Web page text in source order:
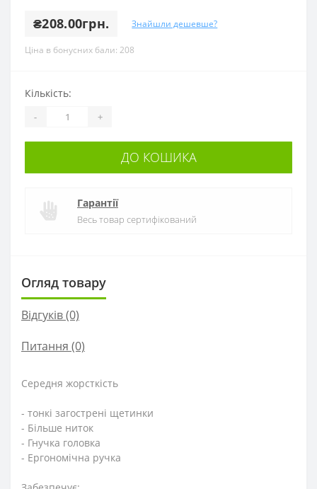
₴208.00грн. Знайшли дешевше?
Ціна в бонусних бали: 208
Кількість:
- +
ДО КОШИКА
Гарантії
Весь товар сертифікований
Огляд товару
Відгуків (0)
Питання (0)
Середня жорсткість
- тонкі загострені щетинки
- Більше ниток
- Гнучка головка
- Ергономічна ручка